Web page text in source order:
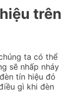
trên
ta có thể
sẽ nhấp nháy
tín hiệu đó
gì khi đèn